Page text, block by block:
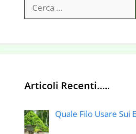
per:
Articoli Recenti…..
Quale Filo Usare Sui